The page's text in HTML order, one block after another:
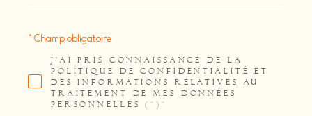
J'AI PRIS CONNAISSANCE DE LA
POLITIQUE DE CONFIDENTIALITÉ ET
DES INFORMATIONS RELATIVES AU
TRAITEMENT DE MES DONNÉES
PERSONNELLES (*)*
* Champ obligatoire